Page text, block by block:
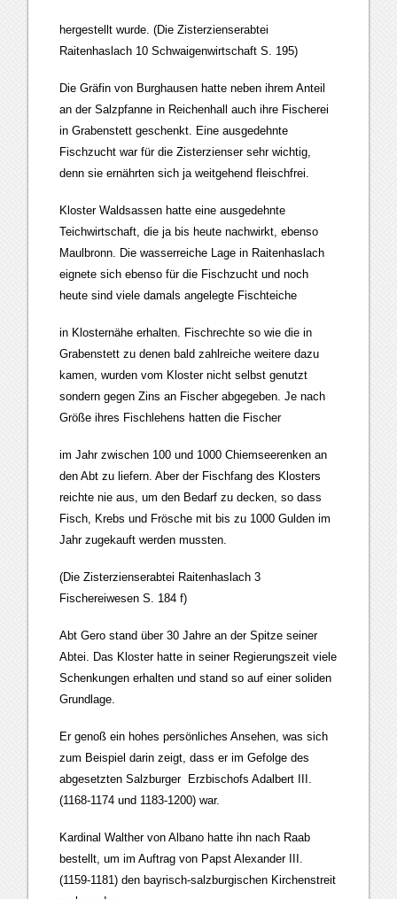
hergestellt wurde. (Die Zisterzienserabtei
Raitenhaslach 10 Schwaigenwirtschaft S. 195)
Die Gräfin von Burghausen hatte neben ihrem Anteil
an der Salzpfanne in Reichenhall auch ihre Fischerei
in Grabenstett geschenkt. Eine ausgedehnte
Fischzucht war für die Zisterzienser sehr wichtig,
denn sie ernährten sich ja weitgehend fleischfrei.
Kloster Waldsassen hatte eine ausgedehnte
Teichwirtschaft, die ja bis heute nachwirkt, ebenso
Maulbronn. Die wasserreiche Lage in Raitenhaslach
eignete sich ebenso für die Fischzucht und noch
heute sind viele damals angelegte Fischteiche
in Klosternähe erhalten. Fischrechte so wie die in
Grabenstett zu denen bald zahlreiche weitere dazu
kamen, wurden vom Kloster nicht selbst genutzt
sondern gegen Zins an Fischer abgegeben. Je nach
Größe ihres Fischlehens hatten die Fischer
im Jahr zwischen 100 und 1000 Chiemseerenken an
den Abt zu liefern. Aber der Fischfang des Klosters
reichte nie aus, um den Bedarf zu decken, so dass
Fisch, Krebs und Frösche mit bis zu 1000 Gulden im
Jahr zugekauft werden mussten.
(Die Zisterzienserabtei Raitenhaslach 3
Fischereiwesen S. 184 f)
Abt Gero stand über 30 Jahre an der Spitze seiner
Abtei. Das Kloster hatte in seiner Regierungszeit viele
Schenkungen erhalten und stand so auf einer soliden
Grundlage.
Er genoß ein hohes persönliches Ansehen, was sich
zum Beispiel darin zeigt, dass er im Gefolge des
abgesetzten Salzburger Erzbischofs Adalbert III.
(1168-1174 und 1183-1200) war.
Kardinal Walther von Albano hatte ihn nach Raab
bestellt, um im Auftrag von Papst Alexander III.
(1159-1181) den bayrisch-salzburgischen Kirchenstreit